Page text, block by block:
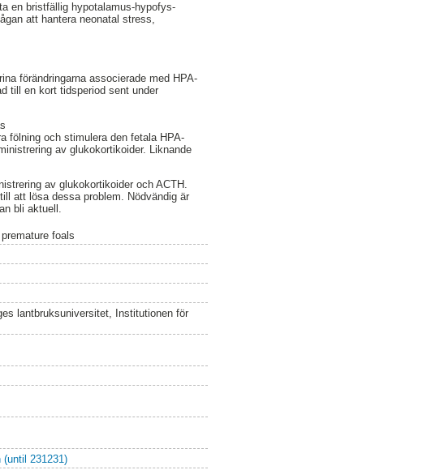
en bristfällig hypotalamus-hypofys-
att hantera neonatal stress,
förändringarna associerade med HPA-
till en kort tidsperiod sent under
fölning och stimulera den fetala HPA-
av glukokortikoider. Liknande
av glukokortikoider och ACTH.
att lösa dessa problem. Nödvändig är
bli aktuell.
foals
lantbruksuniversitet, Institutionen för
231231)